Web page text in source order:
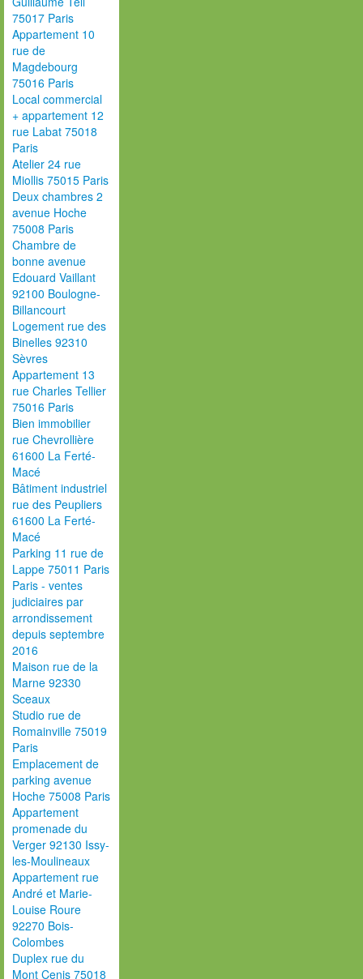
75017 Paris
Appartement 10
rue de
Magdebourg
75016 Paris
Local commercial
+ appartement 12
rue Labat 75018
Paris
Atelier 24 rue
Miollis 75015 Paris
Deux chambres 2
avenue Hoche
75008 Paris
Chambre de
bonne avenue
Edouard Vaillant
92100 Boulogne-
Billancourt
Logement rue des
Binelles 92310
Sèvres
Appartement 13
rue Charles Tellier
75016 Paris
Bien immobilier
rue Chevrollière
61600 La Ferté-
Macé
Bâtiment industriel
rue des Peupliers
61600 La Ferté-
Macé
Parking 11 rue de
Lappe 75011 Paris
Paris - ventes
judiciaires par
arrondissement
depuis septembre
2016
Maison rue de la
Marne 92330
Sceaux
Studio rue de
Romainville 75019
Paris
Emplacement de
parking avenue
Hoche 75008 Paris
Appartement
promenade du
Verger 92130 Issy-
les-Moulineaux
Appartement rue
André et Marie-
Louise Roure
92270 Bois-
Colombes
Duplex rue du
Mont Cenis 75018